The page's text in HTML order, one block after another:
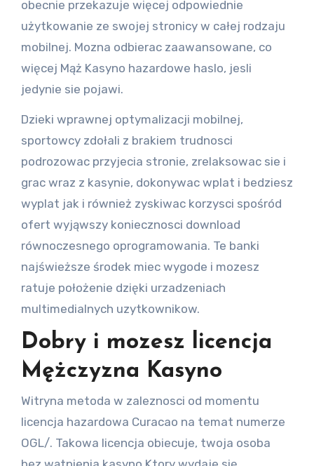
obecnie przekazuje więcej odpowiednie
użytkowanie ze swojej stronicy w całej rodzaju
mobilnej. Mozna odbierac zaawansowane, co
więcej Mąż Kasyno hazardowe haslo, jesli
jedynie sie pojawi.
Dzieki wprawnej optymalizacji mobilnej,
sportowcy zdołali z brakiem trudnosci
podrozowac przyjecia stronie, zrelaksowac sie i
grac wraz z kasynie, dokonywac wplat i bedziesz
wyplat jak i również zyskiwac korzysci spośród
ofert wyjąwszy koniecznosci download
równoczesnego oprogramowania. Te banki
najświeższe środek miec wygode i mozesz
ratuje położenie dzięki urzadzeniach
multimedialnych uzytkownikow.
Dobry i mozesz licencja
Mężczyzna Kasyno
Witryna metoda w zaleznosci od momentu
licencja hazardowa Curacao na temat numerze
OGL/. Takowa licencja obiecuje, twoja osoba